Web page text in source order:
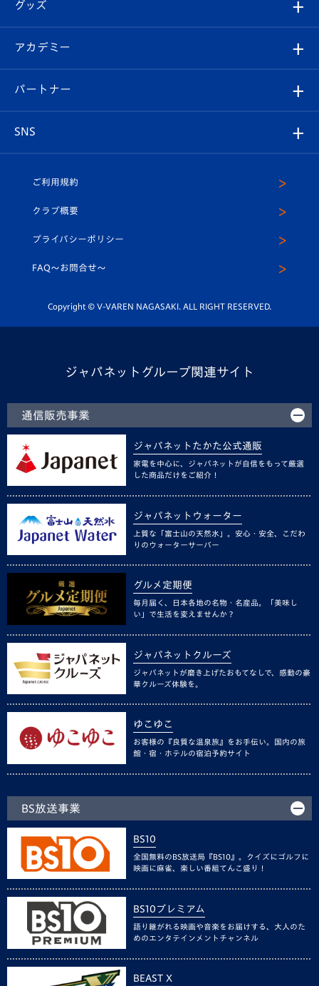
チケット
イベント
メディア
ホームタウン
スタッフプロフィール
マスコット紹介
平和祈念活動
ホームタウン活動
Revive Team
ヴィヴィくんの長崎おもてなしガイド
フォトギャラリー
スタジアムグルメ
V-LOVERS（ファンクラブ）
プレイヤーズスイート
グッズ
オンラインショップ
店舗情報
アカデミー
育成からのお知らせ
U-18
スクール
パートナー
SNS
ヴィヴィくんインスタグラム
公式LINE＠
ご利用規約
クラブ概要
プライバシーポリシー
FAQ〜お問合せ〜
Copyright © V-VAREN NAGASAKI. ALL RIGHT RESERVED.
ジャパネットグループ関連サイト
通信販売事業
ジャパネットたかた公式通販
家電を中心に、ジャパネットが自信をもって厳選
した商品だけをご紹介！
ジャパネットウォーター
上質な「富士山の天然水」。安心・安全、こだわ
りのウォーターサーバー
グルメ定期便
毎月届く、日本各地の名物・名産品。「美味し
い」で生活を変えませんか？
ジャパネットクルーズ
ジャパネットが磨き上げたおもてなしで、感動の豪
華クルーズ体験を。
ゆこゆこ
お客様の『良質な温泉旅』をお手伝い。国内の旅
館・宿・ホテルの宿泊予約サイト
BS放送事業
BS10
全国無料のBS放送局『BS10』。クイズにゴルフに
映画に麻雀、楽しい番組てんこ盛り！
BS10プレミアム
語り継がれる映画や音楽をお届けする、大人のた
めのエンタテインメントチャンネル
BEAST X